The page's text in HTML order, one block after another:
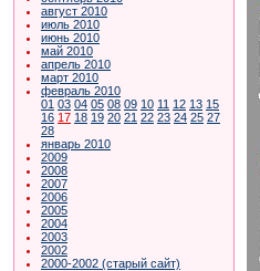
август 2010
июль 2010
июнь 2010
май 2010
апрель 2010
март 2010
февраль 2010
01 03 04 05 08 09 10 11 12 13 15
16 17 18 19 20 21 22 23 24 25 27
28
январь 2010
2009
2008
2007
2006
2005
2004
2003
2002
2000-2002 (старый сайт)